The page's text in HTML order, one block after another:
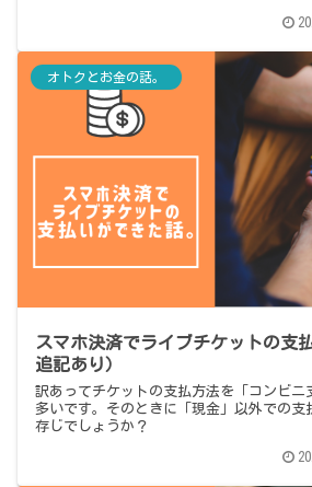
オトクとお金の話。
スマホ決済でライブチケットの支
追記あり）
訳あってチケットの支払方法を「コンビニ
多いです。そのときに「現金」以外での支
存じでしょうか？